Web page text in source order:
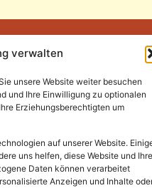
verwalten
unsere Website weiter besuchen
und Ihre Einwilligung zu optionalen
Erziehungsberechtigten um
auf unserer Website.
uns helfen, diese Website und Ihre
Daten können verarbeitet
Anzeigen und Inhalte
915928
22